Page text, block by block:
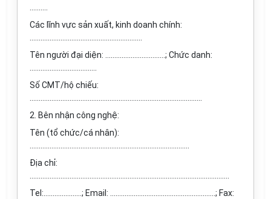
Các lĩnh vực sản xuất, kinh doanh chính:
Tên người đại diện: ……………………………; Chức danh:
Số CMT/hộ chiếu:
2. Bên nhận công nghệ:
Tên (tổ chức/cá nhân):
Địa chỉ:
Tel:…………………; Email: ……........................……………………….; Fax: